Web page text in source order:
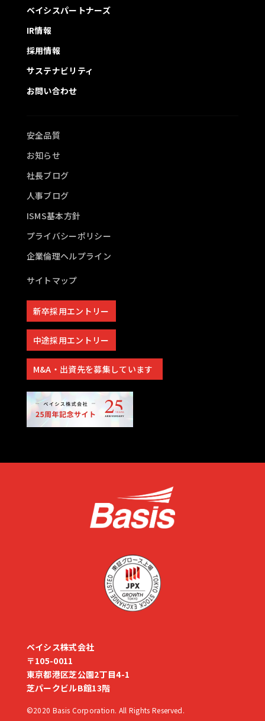
ベイシスパートナーズ
IR情報
採用情報
サステナビリティ
お問い合わせ
安全品質
お知らせ
社長ブログ
人事ブログ
ISMS基本方針
プライバシーポリシー
企業倫理ヘルプライン
サイトマップ
新卒採用エントリー
中途採用エントリー
M&A・出資先を募集しています
ベイシス株式会社
〒105-0011
東京都港区芝公園2丁目4-1
芝パークビルB館13階
©2020 Basis Corporation. All Rights Reserved.